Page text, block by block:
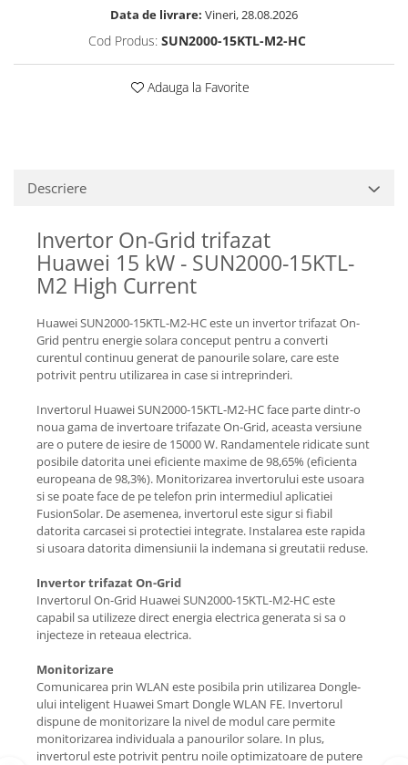
Data de livrare: Vineri, 28.08.2026
Cod Produs: SUN2000-15KTL-M2-HC
Adauga la Favorite
Descriere
Invertor On-Grid trifazat
Huawei 15 kW - SUN2000-15KTL-
M2 High Current
HuaweiSUN2000-15KTL-M2-HCeste un invertor trifazat On-
Grid pentru energie solara conceput pentru a converti
curentul continuu generat de panourile solare, care este
potrivit pentru utilizarea in case si intreprinderi.
Invertorul HuaweiSUN2000-15KTL-M2-HCface parte dintr-o
noua gama de invertoare trifazate On-Grid, aceasta versiune
are o putere de iesire de 15000 W. Randamentele ridicate sunt
posibile datorita unei eficiente maxime de 98,65% (eficienta
europeana de 98,3%). Monitorizarea invertorului este usoara
si se poate face de pe telefon prin intermediul aplicatiei
FusionSolar. De asemenea, invertorul este sigur si fiabil
datorita carcasei si protectiei integrate. Instalarea este rapida
si usoara datorita dimensiunii la indemana si greutatii reduse.
Invertor trifazat On-Grid
Invertorul On-Grid HuaweiSUN2000-15KTL-M2-HCeste
capabil sa utilizeze direct energia electrica generata si sa o
injecteze in reteaua electrica.
Monitorizare
Comunicarea prin WLAN este posibila prin utilizarea Dongle-
ului inteligent Huawei Smart Dongle WLAN FE. Invertorul
dispune de monitorizare la nivel de modul care permite
monitorizarea individuala a panourilor solare. In plus,
invertorul este potrivit pentru noile optimizatoare de putere